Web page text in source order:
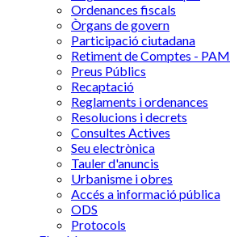
Ordenances fiscals
Òrgans de govern
Participació ciutadana
Retiment de Comptes - PAM
Preus Públics
Recaptació
Reglaments i ordenances
Resolucions i decrets
Consultes Actives
Seu electrònica
Tauler d'anuncis
Urbanisme i obres
Accés a informació pública
ODS
Protocols